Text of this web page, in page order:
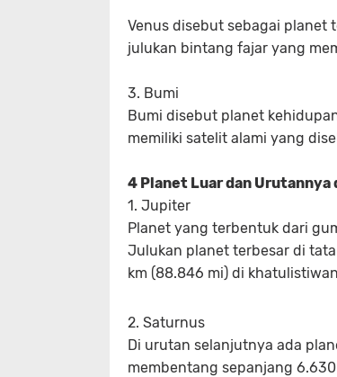
Venus disebut sebagai planet
julukan bintang fajar yang
3. Bumi
Bumi disebut planet
memiliki satelit alami yang
4 Planet Luar dan Urutannya
1. Jupiter
Planet yang terbentuk dari
Julukan planet terbesar di
km (88.846 mi) di
2. Saturnus
Di urutan selanjutnya ada
membentang sepanjang